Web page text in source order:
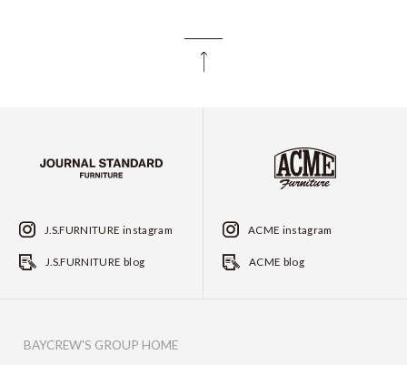
J.S.FURNITURE instagram
J.S.FURNITURE blog
ACME instagram
ACME blog
BAYCREW'S GROUP HOME